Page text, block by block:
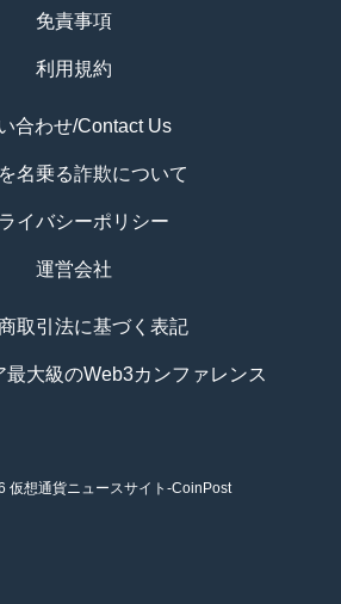
免責事項
利用規約
合わせ/Contact Us
名乗る詐欺について
イバシーポリシー
運営会社
取引法に基づく表記
最大級のWeb3カンファレンス
仮想通貨ニュースサイト-CoinPost